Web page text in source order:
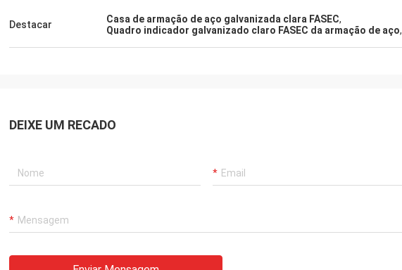
grande trabalho!
Destacar Casa de armação de aço galvanizada clara FASEC,
Quadro indicador galvanizado claro FASEC da armação de aço,
DEIXE UM RECADO